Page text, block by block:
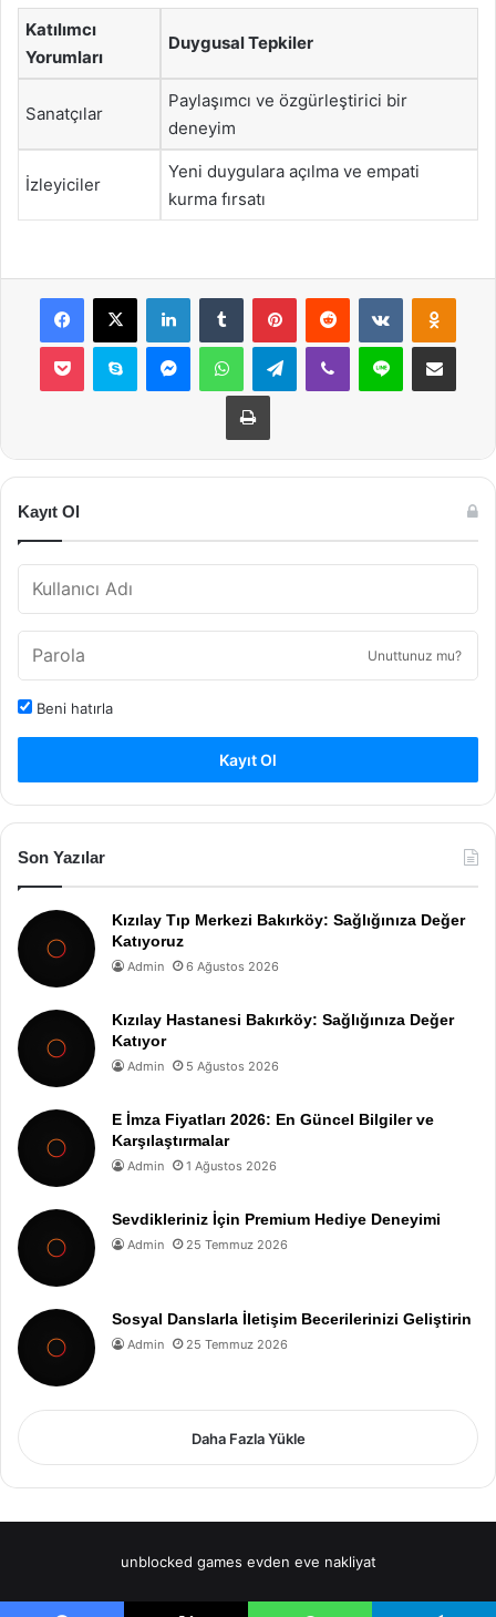
Katılımcı
Yorumları
Duygusal Tepkiler
Sanatçılar
Paylaşımcı ve özgürleştirici bir
deneyim
İzleyiciler
Yeni duygulara açılma ve empati
kurma fırsatı
Facebook
X LinkedInTumblr PinterestReddit VKontakte
Pocket Skype MessengerWhatsAppTelegramViber Line E-Posta ile
Yazdır
Kayıt Ol
Unuttunuz mu?
Beni hatırla
Kayıt Ol
Son Yazılar
Kızılay Tıp Merkezi Bakırköy: Sağlığınıza Değer
Katıyoruz
Admin 6 Ağustos 2026
Kızılay Hastanesi Bakırköy: Sağlığınıza Değer
Katıyor
Admin 5 Ağustos 2026
E İmza Fiyatları 2026: En Güncel Bilgiler ve
Karşılaştırmalar
Admin 1 Ağustos 2026
Sevdikleriniz İçin Premium Hediye Deneyimi
Admin 25 Temmuz 2026
Sosyal Danslarla İletişim Becerilerinizi Geliştirin
Admin 25 Temmuz 2026
Daha Fazla Yükle
unblocked games evden eve nakliyat